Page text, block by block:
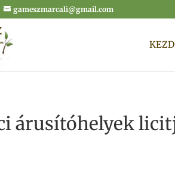
gameszmarcali@gmail.com
árusítóhelyek